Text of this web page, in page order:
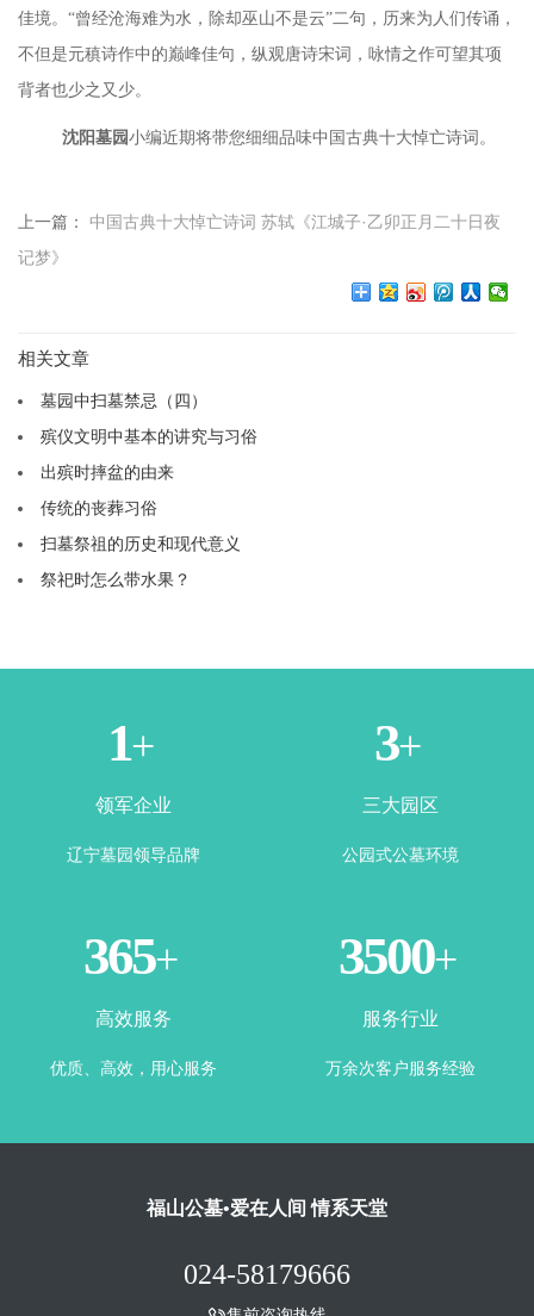
佳境。 “曾经沧海难为水，除却巫山不是云”二句，历来为人们传诵，
不但是元稹诗作中的巅峰佳句，纵观唐诗宋词，咏情之作可望其项
背者也少之又少。
沈阳墓园小编近期将带您细细品味中国古典十大悼亡诗词。
上一篇： 中国古典十大悼亡诗词 苏轼《江城子·乙卯正月二十日夜
记梦》
相关文章
墓园中扫墓禁忌（四）
殡仪文明中基本的讲究与习俗
出殡时摔盆的由来
传统的丧葬习俗
扫墓祭祖的历史和现代意义
祭祀时怎么带水果？
1+
领军企业
辽宁墓园领导品牌
3+
三大园区
公园式公墓环境
365+
高效服务
优质、高效，用心服务
3500+
服务行业
万余次客户服务经验
福山公墓•爱在人间 情系天堂
024-58179666